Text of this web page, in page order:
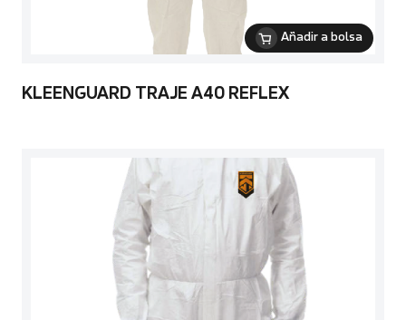
Añadir a bolsa
KLEENGUARD TRAJE A40 REFLEX